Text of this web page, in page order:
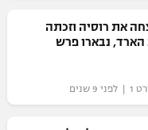
את רוסיה וזכתה
הארד, נבארו פרש
שנים